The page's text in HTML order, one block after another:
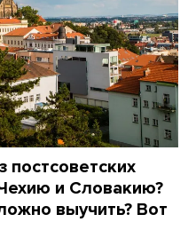
постсоветских
и Словакию?
выучить? Вот